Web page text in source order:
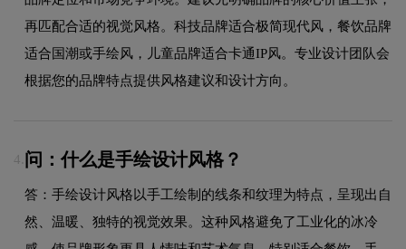
再匹配合适的视觉风格。科技品牌适合极简现代风，餐饮品牌
适合国潮或手绘风，儿童品牌适合卡通IP风。专业设计团队会
根据您的品牌特点提供风格建议和设计方向。
4. 问：什么是手绘设计风格？
答：手绘设计风格以手工绘制的线条和纹理为特点，呈现出自
然、温暖、独特的视觉效果。这种风格避免了工业化的冰冷